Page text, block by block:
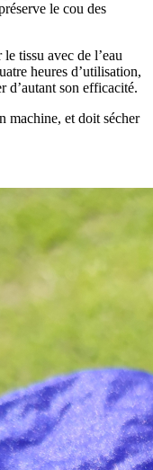
le cou des
tissu avec de l’eau
heures d’utilisation,
d’autant son efficacité.
machine, et doit sécher